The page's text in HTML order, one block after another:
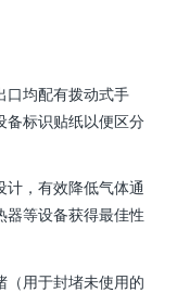
口均配有拨动式手
备标识贴纸以便区分
计，有效降低气体通
器等设备获得最佳性
（用于封堵未使用的